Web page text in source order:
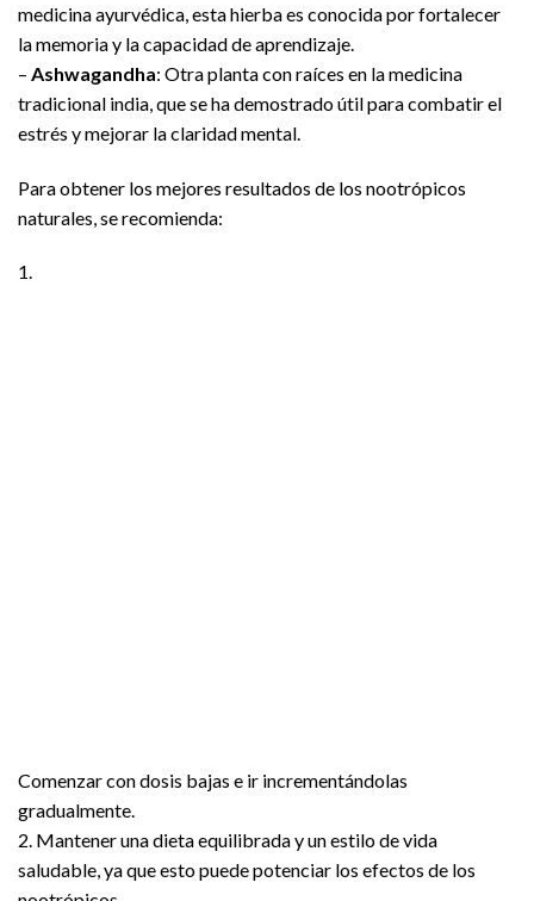
medicina ayurvédica, esta hierba es conocida por fortalecer
la memoria y la capacidad de aprendizaje.
– Ashwagandha: Otra planta con raíces en la medicina
tradicional india, que se ha demostrado útil para combatir el
estrés y mejorar la claridad mental.
Para obtener los mejores resultados de los nootrópicos
naturales, se recomienda:
1.
Comenzar con dosis bajas e ir incrementándolas
gradualmente.
2. Mantener una dieta equilibrada y un estilo de vida
saludable, ya que esto puede potenciar los efectos de los